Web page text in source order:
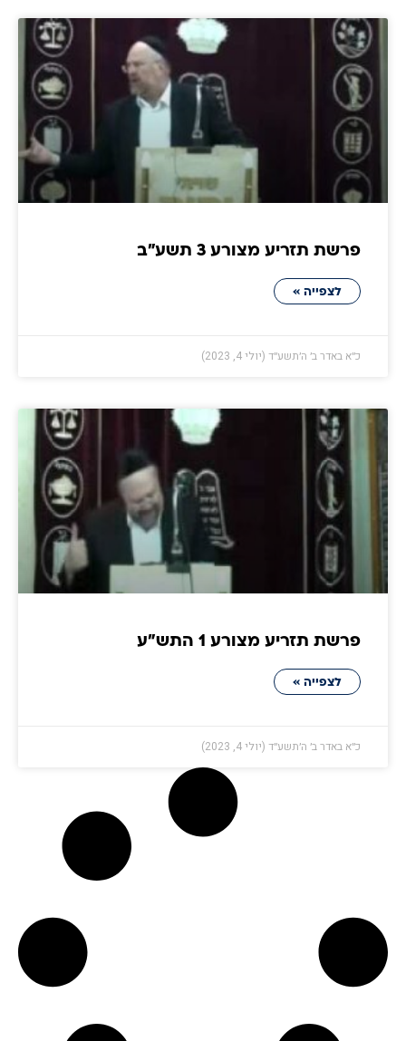
פרשת תזריע מצורע 3 תשע״ב
לצפייה »
כ״א באדר ב׳ ה׳תשע״ד (יולי 4, 2023)
פרשת תזריע מצורע 1 התש״ע
לצפייה »
כ״א באדר ב׳ ה׳תשע״ד (יולי 4, 2023)